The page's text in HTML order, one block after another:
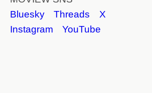
Bluesky
Threads
X
Instagram
YouTube